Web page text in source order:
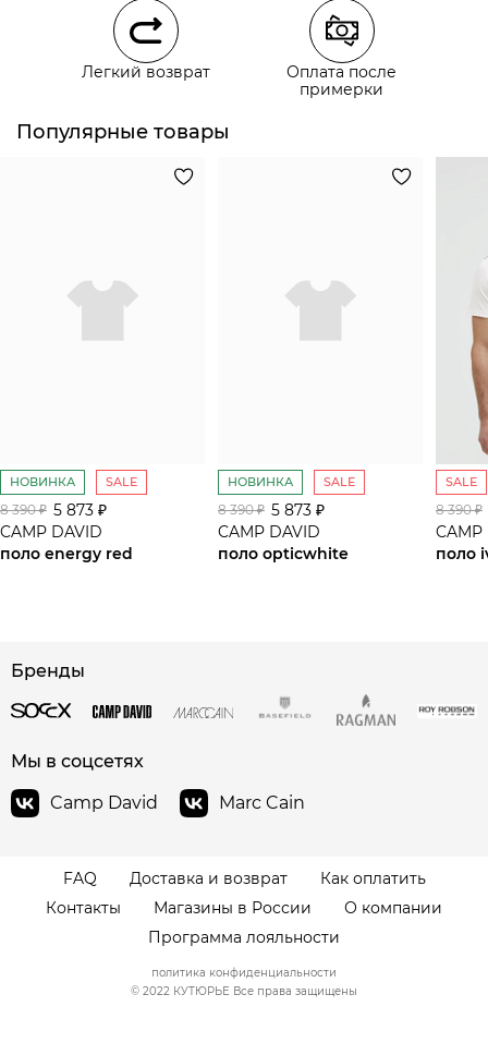
Курьерская доставка СДЭК
Самовывоз из пункта выдачи СДЭК
Легкий возврат
Оплата после
примерки
Популярные товары
НОВИНКА SALE
8 390 ₽ 5 873 ₽
CAMP DAVID
поло energy red
НОВИНКА SALE
8 390 ₽ 5 873 ₽
CAMP DAVID
поло opticwhite
SALE
8 390 ₽
CAMP
поло
Бренды
Мы в соцсетях
Camp David
Marc Cain
FAQ Доставка и возврат
Как оплатить
Контакты
Магазины в России
О компании
Программа лояльности
© 2022 КУТЮРЬЕ Все права защищены
политика конфиденциальности